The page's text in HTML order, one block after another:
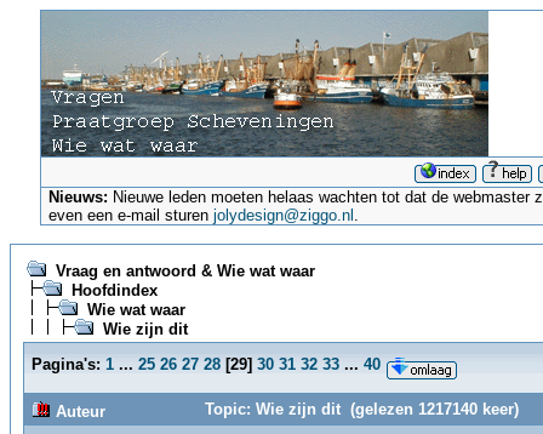
Nieuws: Nieuwe leden moeten helaas wachten tot dat de
even een e-mail sturenjolydesign@ziggo.nl .
Vraag en antwoord & Wie wat waar
Hoofdindex
Wie wat waar
Wie zijn dit
Pagina's: 1 ... 25 26 27 28 [29] 30 31 32 33 ... 40
Auteur
Topic: Wie zijn dit (gelezen 1217140 keer)